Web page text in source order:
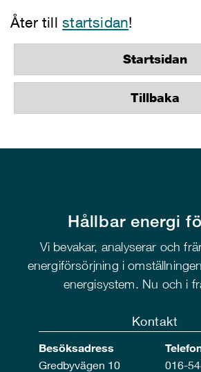
Åter tillstartsidan!
Startsidan
Tillbaka
Hållbar energi
Vi bevakar, analyserar och
energiförsörjning i
energisystem. Nu och i
Kontakt
Besöksadress
Gredbyvägen 10
016-